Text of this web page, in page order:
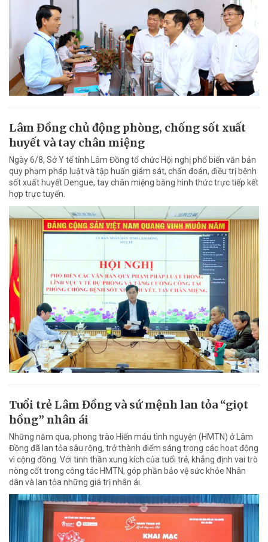
Lâm Đồng chủ động phòng, chống sốt xuất
huyết và tay chân miệng
Ngày 6/8, Sở Y tế tỉnh Lâm Đồng tổ chức Hội nghị phổ biến văn bản
quy phạm pháp luật và tập huấn giám sát, chẩn đoán, điều trị bệnh
sốt xuất huyết Dengue, tay chân miệng bằng hình thức trực tiếp kết
hợp trực tuyến.
Tuổi trẻ Lâm Đồng và sứ mệnh lan tỏa “giọt
hồng” nhân ái
Những năm qua, phong trào Hiến máu tình nguyện (HMTN) ở Lâm
Đồng đã lan tỏa sâu rộng, trở thành điểm sáng trong các hoạt động
vì cộng đồng. Với tinh thần xung kích của tuổi trẻ, khẳng định vai trò
nòng cốt trong công tác HMTN, góp phần bảo vệ sức khỏe Nhân
dân và lan tỏa những giá trị nhân ái.